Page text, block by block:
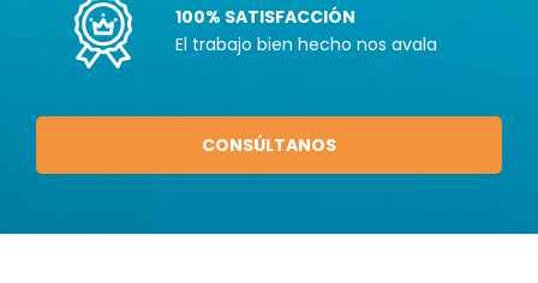
100% SATISFACCIÓN
El trabajo bien hecho nos avala
CONSÚLTANOS